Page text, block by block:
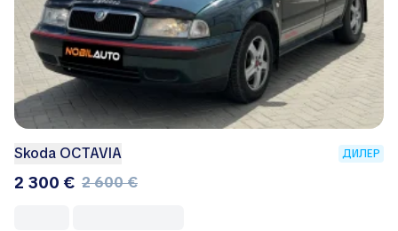
Skoda OCTAVIA ДИЛЕР
2 300 € 2 600 €